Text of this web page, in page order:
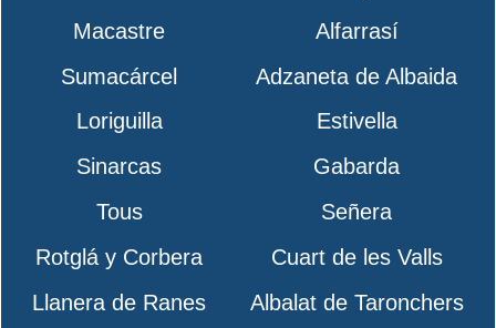
Macastre
Alfarrasí
Sumacárcel
Adzaneta de Albaida
Loriguilla
Estivella
Sinarcas
Gabarda
Tous
Señera
Rotglá y Corbera
Cuart de les Valls
Llanera de Ranes
Albalat de Taronchers